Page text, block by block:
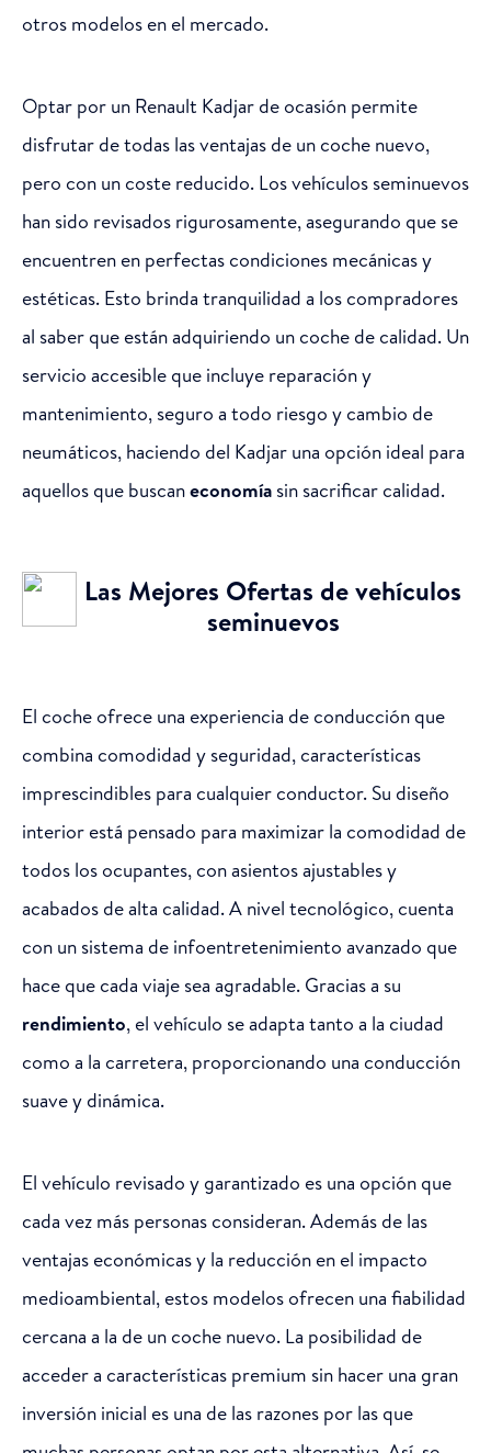
otros modelos en el mercado.
Optar por un Renault Kadjar de ocasión permite
disfrutar de todas las ventajas de un coche nuevo,
pero con un coste reducido. Los vehículos seminuevos
han sido revisados rigurosamente, asegurando que se
encuentren en perfectas condiciones mecánicas y
estéticas. Esto brinda tranquilidad a los compradores
al saber que están adquiriendo un coche de calidad. Un
servicio accesible que incluye reparación y
mantenimiento, seguro a todo riesgo y cambio de
neumáticos, haciendo del Kadjar una opción ideal para
aquellos que buscaneconomía sin sacrificar calidad.
Las Mejores Ofertas de vehículos
seminuevos
El coche ofrece una experiencia de conducción que
combina comodidad y seguridad, características
imprescindibles para cualquier conductor. Su diseño
interior está pensado para maximizar la comodidad de
todos los ocupantes, con asientos ajustables y
acabados de alta calidad. A nivel tecnológico, cuenta
con un sistema de infoentretenimiento avanzado que
hace que cada viaje sea agradable. Gracias a su
rendimiento, el vehículo se adapta tanto a la ciudad
como a la carretera, proporcionando una conducción
suave y dinámica.
El vehículo revisado y garantizado es una opción que
cada vez más personas consideran. Además de las
ventajas económicas y la reducción en el impacto
medioambiental, estos modelos ofrecen una fiabilidad
cercana a la de un coche nuevo. La posibilidad de
acceder a características premium sin hacer una gran
inversión inicial es una de las razones por las que